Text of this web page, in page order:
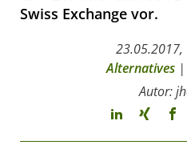
Swiss Exchange vor.
Alternatives|
Autor: